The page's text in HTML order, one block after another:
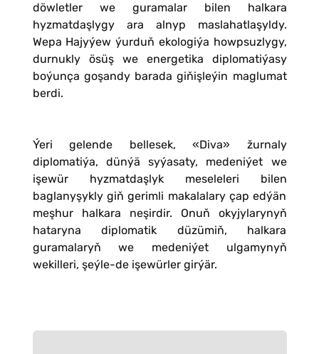
döwletler we guramalar bilen halkara
hyzmatdaşlygy ara alnyp maslahatlaşyldy.
Wepa Hajyýew ýurduň ekologiýa howpsuzlygy,
durnukly ösüş we energetika diplomatiýasy
boýunça goşandy barada giňişleýin maglumat
berdi.
Ýeri gelende bellesek, «Diva» žurnaly
diplomatiýa, dünýä syýasaty, medeniýet we
işewür hyzmatdaşlyk meseleleri bilen
baglanyşykly giň gerimli makalalary çap edýän
meşhur halkara neşirdir. Onuň okyjylarynyň
hataryna diplomatik düzümiň, halkara
guramalaryň we medeniýet ulgamynyň
wekilleri, şeýle-de işewürler girýär.